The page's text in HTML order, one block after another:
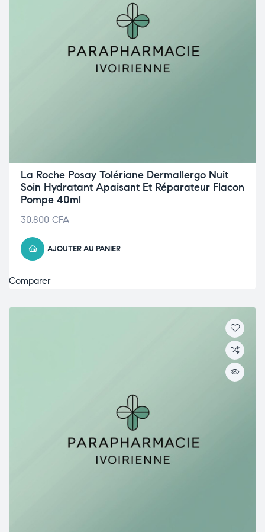
La Roche Posay Tolériane Dermallergo Nuit
Soin Hydratant Apaisant Et Réparateur Flacon
Pompe 40ml
30.800 CFA
AJOUTER AU PANIER
Comparer